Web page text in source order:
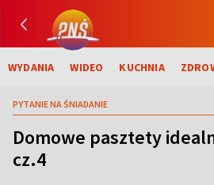
WYDANIA WIDEO KUCHNIA
PYTANIE NA ŚNIADANIE
Domowe pasztety
cz.4